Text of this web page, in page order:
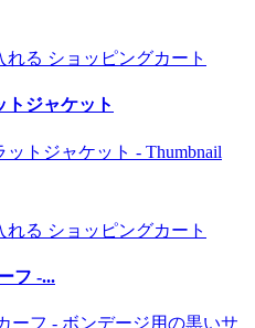
れる ショッピングカート
トジャケット
れる ショッピングカート
フ -...